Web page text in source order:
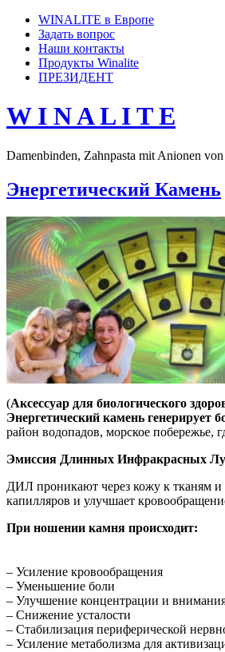
WINALITE в Европе
Задать вопрос
Наши контакты
Продукты Winalite
ПРЕЗИДЕНТ
W I N A L I T E
Damenbinden, Zahnpasta mit Anionen
Энергетический Камень
(Аксессуар для биологического
Энергетический камень генерирует
район водопадов, морское
Эмиссия Длинных Инфракрасных
ДИЛ проникают через кожу к тканям и
капилляров и улучшает
При ношении камня происходит:
– Усиление кровообращения
– Уменьшение боли
– Улучшение концентрации и
– Снижение усталости
– Стабилизация периферической
– Усиление метаболизма для